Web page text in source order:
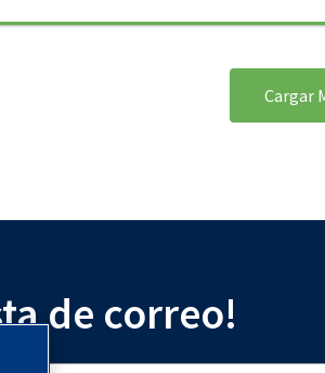
Cargar
de correo!